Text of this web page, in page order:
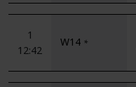
1
12:42
W14 *